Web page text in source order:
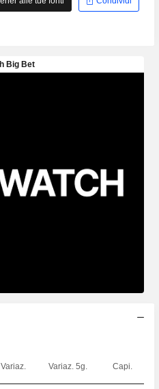
Variaz. Variaz. 5g. Capi.